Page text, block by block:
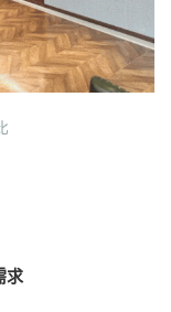
求